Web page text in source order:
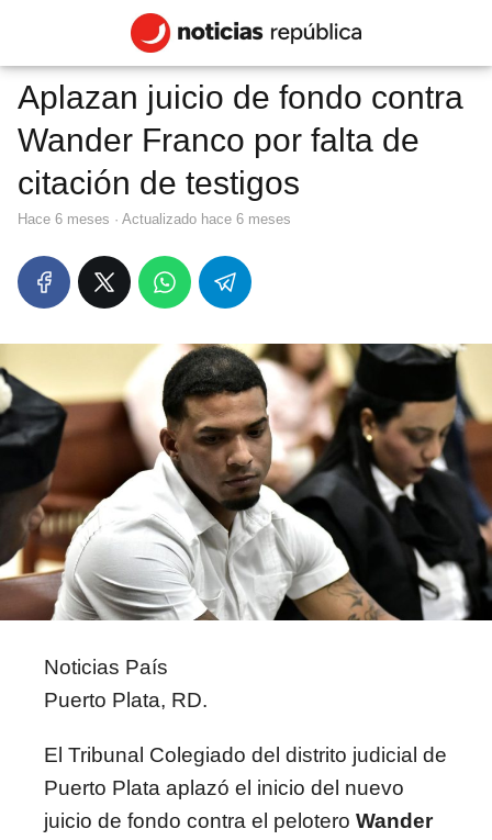
Aplazan juicio de fondo contra
Wander Franco por falta de
citación de testigos
hace 6 meses · Actualizado hace 6 meses
Noticias País
Puerto Plata, RD.
El Tribunal Colegiado del distrito judicial de
Puerto Plata aplazó el inicio del nuevo
juicio de fondo contra el pelotero Wander